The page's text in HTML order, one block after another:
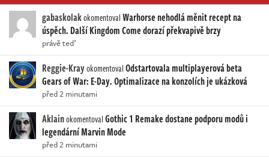
gabaskolakokomentovalWarhorse nehodlá měnit recept na
úspěch. Další Kingdom Come dorazí překvapivě brzy
právě teď
Reggie-KrayokomentovalOdstartovala multiplayerová beta
Gears of War: E-Day. Optimalizace na konzolích je ukázková
před 2 minutami
AklainokomentovalGothic 1 Remake dostane podporu modů i
legendární Marvin Mode
před 2 minutami